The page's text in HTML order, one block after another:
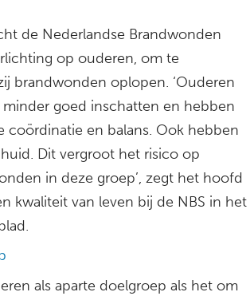
de Nederlandse Brandwonden
op ouderen, om te
brandwonden oplopen. ‘Ouderen
goed inschatten en hebben
coördinatie en balans. Ook hebben
Dit vergroot het risico op
in deze groep’, zegt het hoofd
kwaliteit van leven bij de NBS in het
als aparte doelgroep als het om